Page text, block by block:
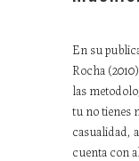
En su
Rocha
las
tu no tienes
casualidad,
cuenta con